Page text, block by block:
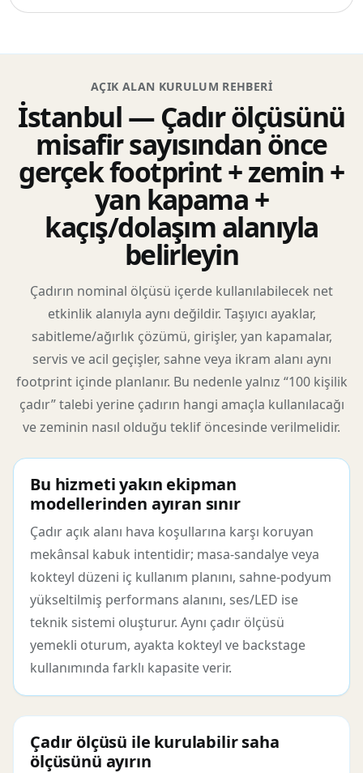
AÇIK ALAN KURULUM REHBERI
İstanbul — Çadır ölçüsünü
misafir sayısından önce
gerçek footprint + zemin +
yan kapama +
kaçış/dolaşım alanıyla
belirleyin
Çadırın nominal ölçüsü içerde kullanılabilecek net
etkinlik alanıyla aynı değildir. Taşıyıcı ayaklar,
sabitleme/ağırlık çözümü, girişler, yan kapamalar,
servis ve acil geçişler, sahne veya ikram alanı aynı
footprint içinde planlanır. Bu nedenle yalnız “100 kişilik
çadır” talebi yerine çadırın hangi amaçla kullanılacağı
ve zeminin nasıl olduğu teklif öncesinde verilmelidir.
Bu hizmeti yakın ekipman
modellerinden ayıran sınır
Çadır açık alanı hava koşullarına karşı koruyan
mekânsal kabuk intentidir; masa-sandalye veya
kokteyl düzeni iç kullanım planını, sahne-podyum
yükseltilmiş performans alanını, ses/LED ise
teknik sistemi oluşturur. Aynı çadır ölçüsü
yemekli oturum, ayakta kokteyl ve backstage
kullanımında farklı kapasite verir.
Çadır ölçüsü ile kurulabilir saha
ölçüsünü ayırın